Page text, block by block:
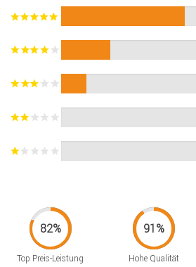
Top Preis-Leistung Hohe Qualität